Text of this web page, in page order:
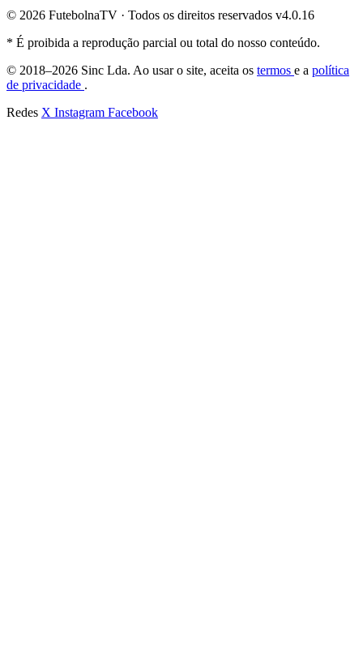
© 2026 FutebolnaTV · Todos os direitos reservados v4.0.16
* É proibida a reprodução parcial ou total do nosso conteúdo.
© 2018–2026 Sinc Lda. Ao usar o site, aceita os termos e a política
de privacidade .
Redes X Instagram Facebook